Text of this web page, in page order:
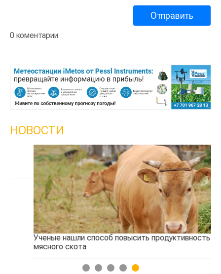
0 коментарии
НОВОСТИ
Ученые нашли способ повысить продуктивность
мясного скота
1 2 3 4 5